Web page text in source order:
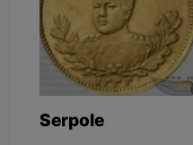
Serpole